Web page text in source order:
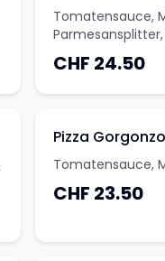
Tomatensauce,
CHF 24.50
Pizza
Tomatensauce,
CHF 23.50